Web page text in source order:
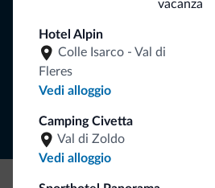
vacanza
Hotel Alpin
Colle Isarco - Val di
Fleres
Vedi alloggio
Camping Civetta
Val di Zoldo
Vedi alloggio